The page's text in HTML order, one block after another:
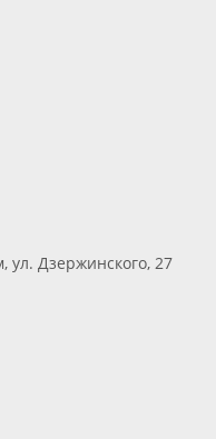
ул. Дзержинского, 27